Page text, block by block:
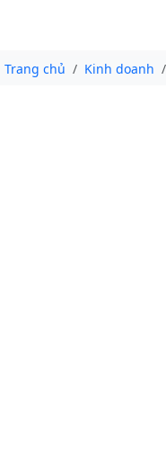
Trang chủ Kinh doanh